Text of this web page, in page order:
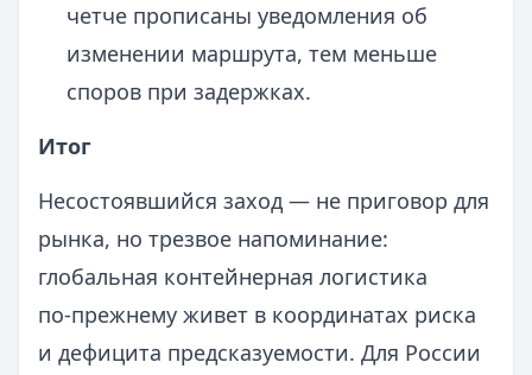
четче прописаны уведомления об
изменении маршрута, тем меньше
споров при задержках.
Итог
Несостоявшийся заход — не приговор для
рынка, но трезвое напоминание:
глобальная контейнерная логистика
по‑прежнему живет в координатах риска
и дефицита предсказуемости. Для России